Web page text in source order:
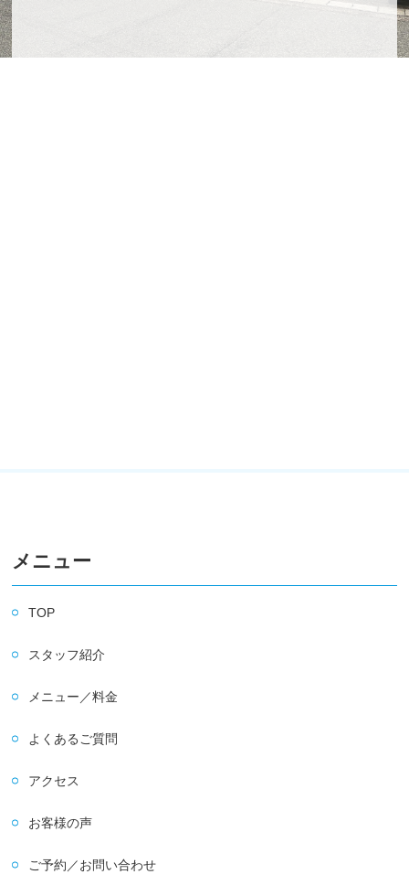
メニュー
TOP
スタッフ紹介
メニュー／料金
よくあるご質問
アクセス
お客様の声
ご予約／お問い合わせ